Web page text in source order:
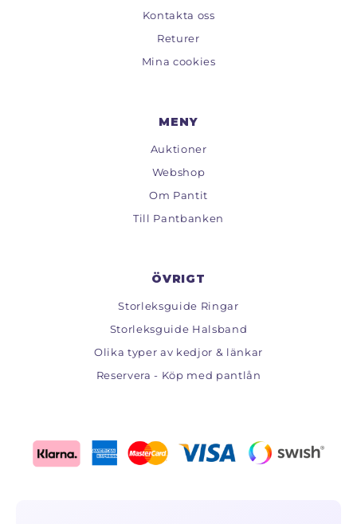
Kontakta oss
Returer
Mina cookies
MENY
Auktioner
Webshop
Om Pantit
Till Pantbanken
ÖVRIGT
Storleksguide Ringar
Storleksguide Halsband
Olika typer av kedjor & länkar
Reservera - Köp med pantlån